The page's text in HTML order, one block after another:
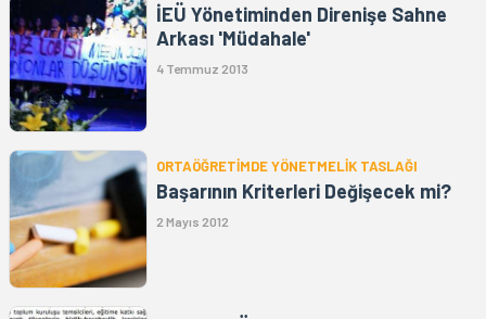
İEÜ Yönetiminden Direnişe Sahne
Arkası 'Müdahale'
4 Temmuz 2013
ORTAÖĞRETİMDE YÖNETMELİK TASLAĞI
Başarının Kriterleri Değişecek mi?
2 Mayıs 2012